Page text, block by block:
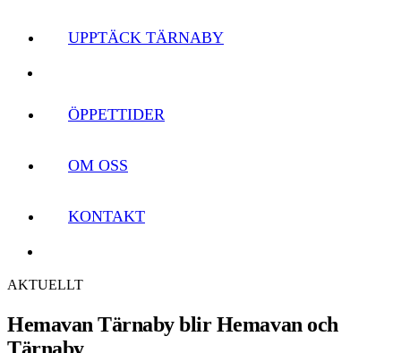
UPPTÄCK TÄRNABY
ÖPPETTIDER
OM OSS
KONTAKT
AKTUELLT
Hemavan Tärnaby blir Hemavan och